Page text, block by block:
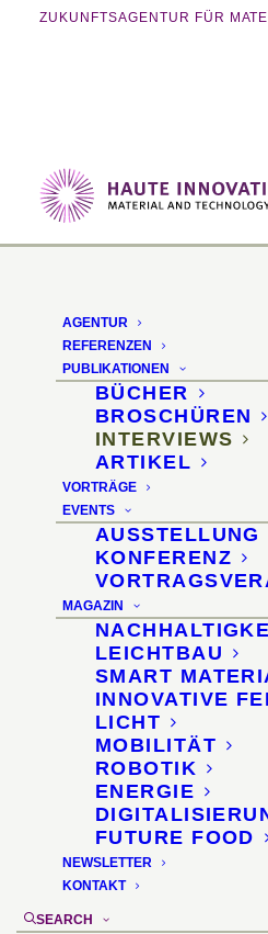
ZUKUNFTSAGENTUR FÜR
AGENTUR
REFERENZEN
PUBLIKATIONEN
BÜCHER
BROSCHÜREN
INTERVIEWS
ARTIKEL
VORTRÄGE
EVENTS
AUSSTELLUNG
KONFERENZ
MAGAZIN
LEICHTBAU
SMART
INNOVATIVE
LICHT
MOBILITÄT
ROBOTIK
ENERGIE
FUTURE FOOD
NEWSLETTER
KONTAKT
SEARCH
Home Publikationen
Algen könnten eine
Algen
Ressource
sein
Richard
Gespräch mit
Peters
Magazin material+technik
m+t Ritthammer